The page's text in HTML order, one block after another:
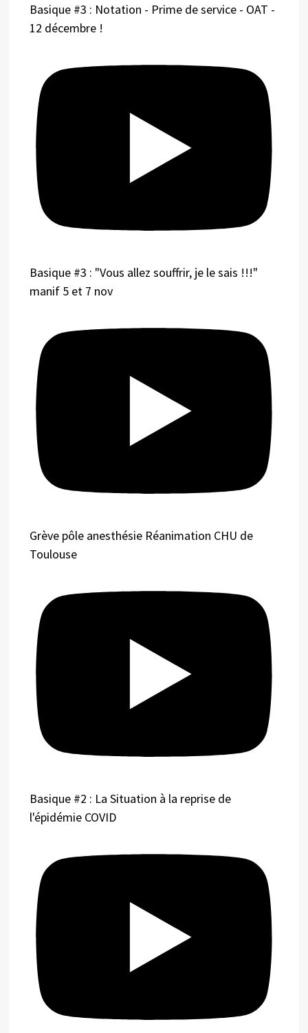
Basique #3 : Notation - Prime de service - OAT -
12 décembre !
Basique #3 : "Vous allez souffrir, je le sais !!!"
manif 5 et 7 nov
Grève pôle anesthésie Réanimation CHU de
Toulouse
Basique #2 : La Situation à la reprise de
l'épidémie COVID